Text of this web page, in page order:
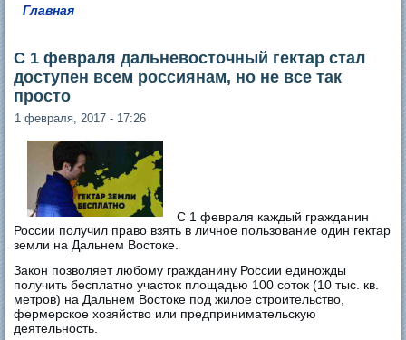
Главная
С 1 февраля дальневосточный гектар стал
доступен всем россиянам, но не все так
просто
1 февраля, 2017 - 17:26
С 1 февраля каждый гражданин
России получил право взять в личное пользование один гектар
земли на Дальнем Востоке.
Закон позволяет любому гражданину России единожды
получить бесплатно участок площадью 100 соток (10 тыс. кв.
метров) на Дальнем Востоке под жилое строительство,
фермерское хозяйство или предпринимательскую
деятельность.